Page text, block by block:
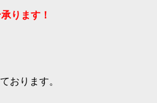
ります！
おります。